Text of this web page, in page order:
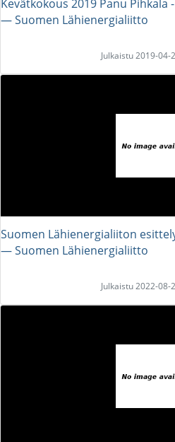
Kevätkokous 2019 Panu Pihkala
― Suomen Lähienergialiitto
Julkaistu 2019-
Suomen Lähienergialiiton
― Suomen Lähienergialiitto
Julkaistu 2022-